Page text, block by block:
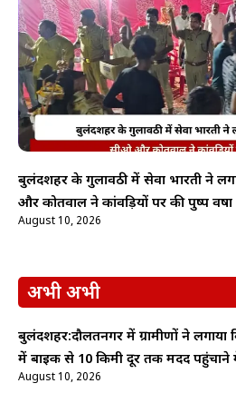
बुलंदशहर के गुलावठी में सेवा भारती ने
और कोतवाल ने कांवड़ियों पर की पुष्प वर्षा
August 10, 2026
अभी अभी
बुलंदशहर:दौलतनगर में ग्रामीणों ने लगाया
में बाइक से 10 किमी दूर तक मदद पहुंचाने
August 10, 2026